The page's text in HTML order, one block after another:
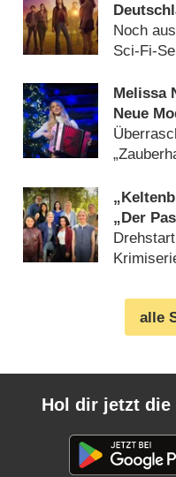
wird tief
Noch
Sci-Fi-
Melissa
Neue
„Der
Arbeit
alle
Hol dir jetzt die